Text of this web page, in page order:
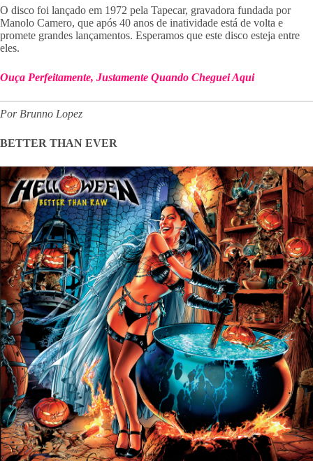
O disco foi lançado em 1972 pela Tapecar, gravadora fundada por
Manolo Camero, que após 40 anos de inatividade está de volta e
promete grandes lançamentos. Esperamos que este disco esteja entre
eles.
Ouça Perfeitamente, Justamente Quando Cheguei Aqui
Por Brunno Lopez
BETTER THAN EVER